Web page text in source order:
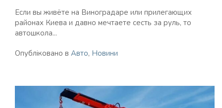
Если вы живёте на Виноградаре или прилегающих
районах Киева и давно мечтаете сесть за руль, то
автошкола...
Опубліковано в Авто, Новини